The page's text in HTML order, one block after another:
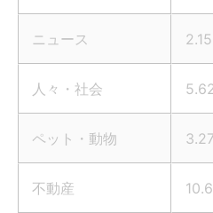
ニュース
人々・社会
ペット・動物
不動産